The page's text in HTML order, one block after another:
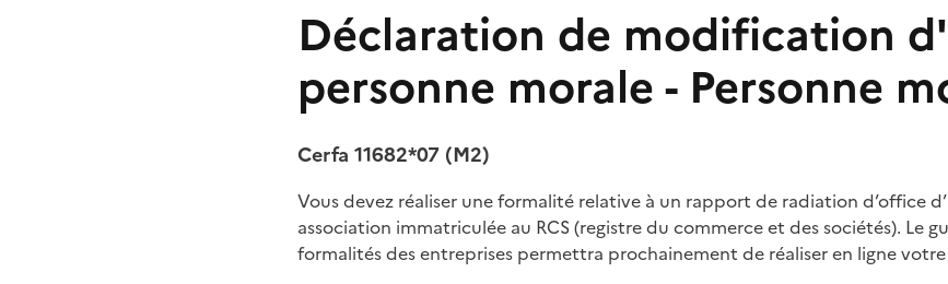
Déclaration de modification
personne morale - Personne
Cerfa 11682*07 (M2)
Vous devez réaliser une formalité relative à un rapport de radiation d’office
association immatriculée au RCS (registre du commerce et des sociétés). Le
formalités des entreprises permettra prochainement de réaliser en ligne